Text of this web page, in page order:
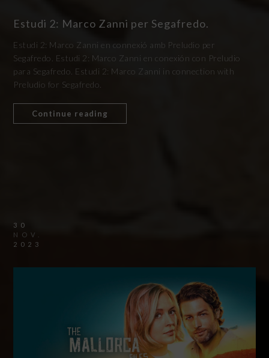
Estudi 2: Marco Zanni per Segafredo.
Estudi 2: Marco Zanni en connexió amb Preludio per
Segafredo. Estudi 2: Marco Zanni en conexión con Preludio
para Segafredo. Estudi 2: Marco Zanni in connection with
Preludio for Segafredo.
Continue reading
30
NOV.
2023